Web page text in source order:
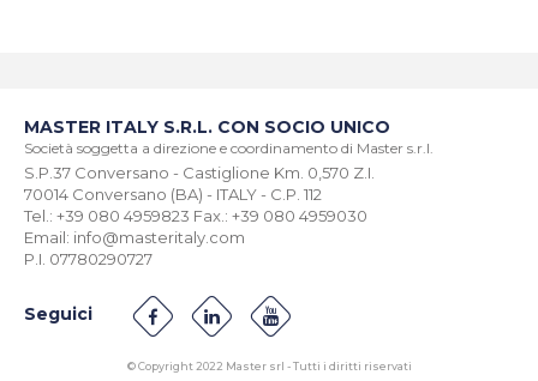
MASTER ITALY S.R.L. CON SOCIO UNICO
Società soggetta a direzione e coordinamento di Master s.r.l.
S.P.37 Conversano - Castiglione Km. 0,570 Z.I.
70014 Conversano (BA) - ITALY - C.P. 112
Tel.: +39 080 4959823 Fax.: +39 080 4959030
Email: info@masteritaly.com
P.I. 07780290727
Seguici
© Copyright 2022 Master srl - Tutti i diritti riservati